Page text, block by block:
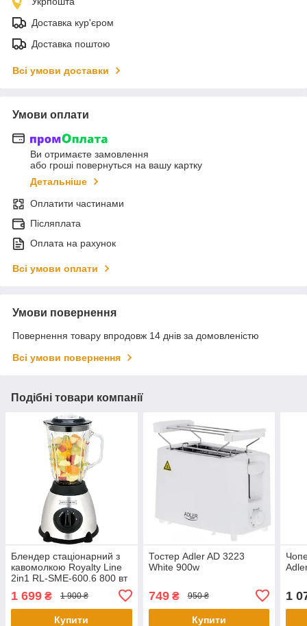
Доставка кур'єром
Доставка поштою
Всі умови доставки
Умови оплати
Ви отримаєте замовлення
або гроші повернуться на вашу картку
Детальніше
Оплатити частинами
Післяплата
Оплата на рахунок
Всі умови оплати
Умови повернення
Повернення товару впродовж 14 днів за домовленістю
Всі умови повернення
Подібні товари компанії
Блендер стаціонарний з
кавомолкою Royalty Line
2in1 RL-SME-600.6 800 вт
1 699 ₴ 1 900 ₴
Купити
Тостер Adler AD 3223
White 900w
749₴ 950 ₴
Купити
1